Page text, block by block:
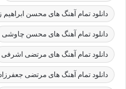
دانلود تمام آهنگ های محسن ابراهیم
دانلود تمام آهنگ های محسن چاوشی
دانلود تمام آهنگ های مرتضی اشرفی
دانلود تمام آهنگ های مرتضی